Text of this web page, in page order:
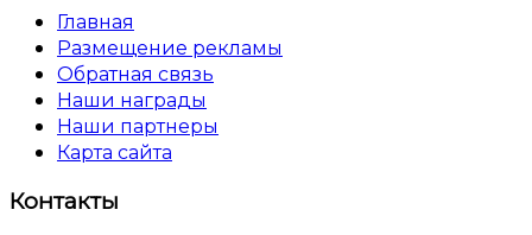
Главная
Размещение рекламы
Обратная связь
Наши награды
Наши партнеры
Карта сайта
Контакты